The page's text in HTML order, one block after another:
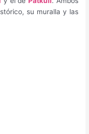
su muralla y las